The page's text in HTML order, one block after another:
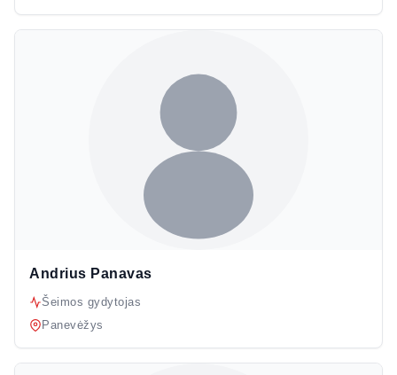
Andrius Panavas
Šeimos gydytojas
Panevėžys